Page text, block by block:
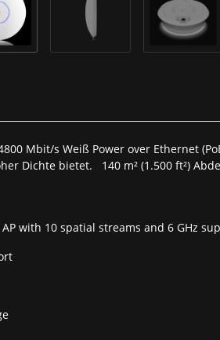
Mbit/s Weiß Power over Ethernet
Dichte bietet. 140 m² (1.500 ft²)
with 10 spatial streams and 6 GHz